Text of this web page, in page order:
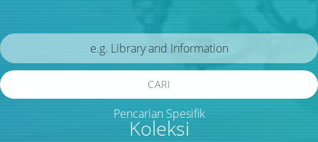
Koleksi
CARI
Pencarian Spesifik